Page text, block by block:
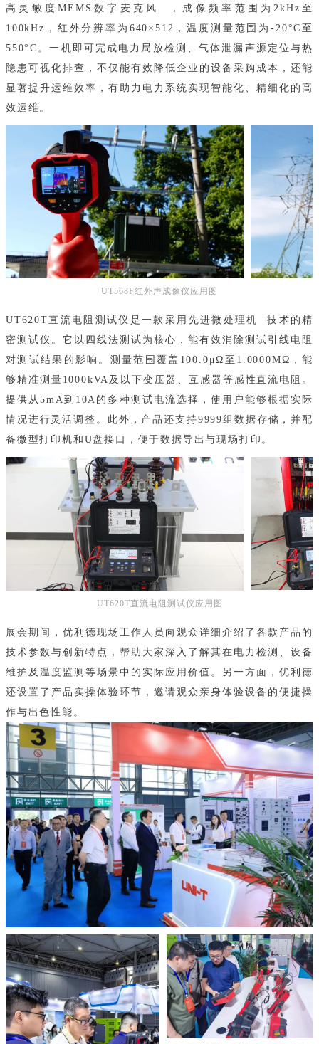
高灵敏度MEMS 数字麦克风
，成像频率范围为2kHz至
100kHz，红外分辨率为640×512，温度测量范围为-20°C至
550°C。一机即可完成电力局放检测、气体泄漏声源定位与热
隐患可视化排查，不仅能有效降低企业的设备采购成本，还能
显著提升运维效率，有助力电力系统实现智能化、精细化的高
效运维。
UT568F红外声成像仪应用图
UT620T直流电阻测试仪是一款采用先进微 处理机
技术的精
密测试仪。它以四线法测试为核心，能有效消除测试引线电阻
对测试结果的影响。测量范围覆盖100.0μΩ至1.0000MΩ，能
够精准测量1000kVA及以下变压器、互感器等感性直流电阻。
提供从5mA到10A的多种测试电流选择，使用户能够根据实际
情况进行灵活调整。此外，产品还支持9999组数据存储，并配
备微型打印机和U盘接口，便于数据导出与现场打印。
UT620T直流电阻测试仪应用图
展会期间，优利德现场工作人员向观众详细介绍了各款产品的
技术参数与创新特点，帮助大家深入了解其在电力检测、设备
维护及温度监测等场景中的实际应用价值。另一方面，优利德
还设置了产品实操体验环节，邀请观众亲身体验设备的便捷操
作与出色性能。